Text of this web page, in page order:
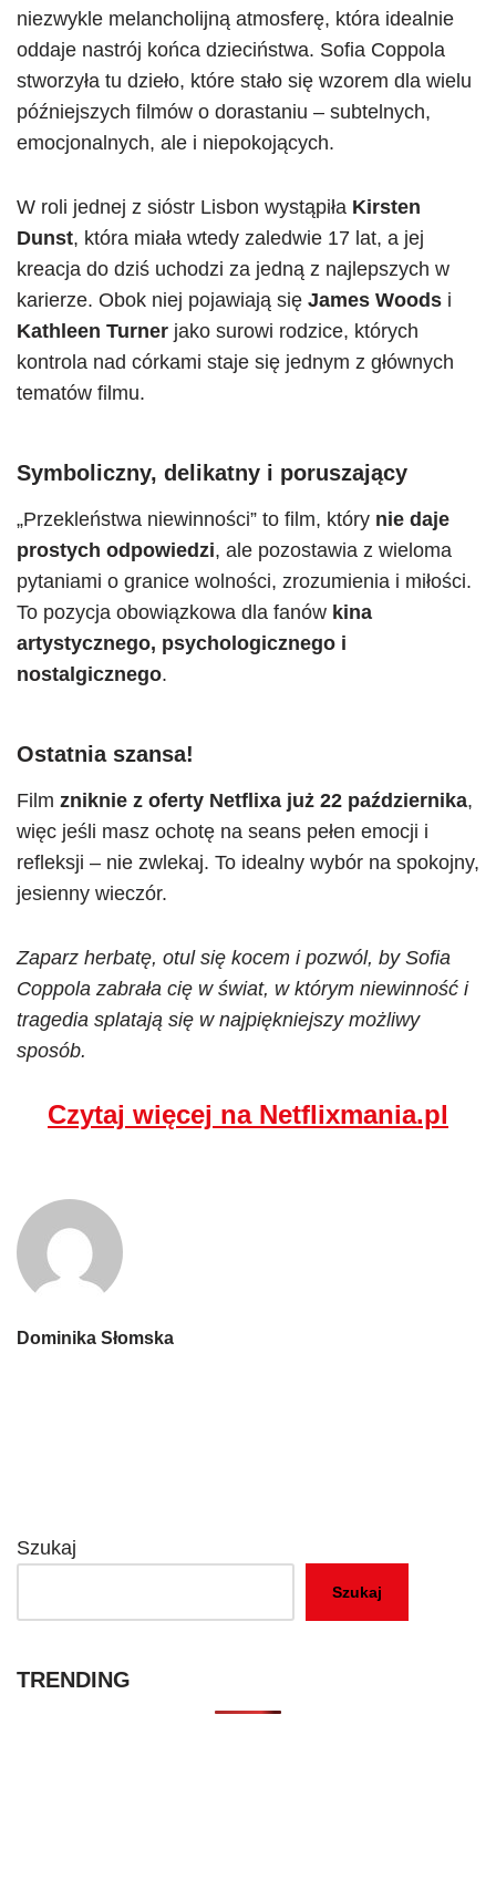
niezwykle melancholijną atmosferę, która idealnie
oddaje nastrój końca dzieciństwa. Sofia Coppola
stworzyła tu dzieło, które stało się wzorem dla wielu
późniejszych filmów o dorastaniu – subtelnych,
emocjonalnych, ale i niepokojących.
W roli jednej z sióstr Lisbon wystąpiła Kirsten
Dunst, która miała wtedy zaledwie 17 lat, a jej
kreacja do dziś uchodzi za jedną z najlepszych w
karierze. Obok niej pojawiają się James Woods i
Kathleen Turner jako surowi rodzice, których
kontrola nad córkami staje się jednym z głównych
tematów filmu.
Symboliczny, delikatny i poruszający
„Przekleństwa niewinności” to film, który nie daje
prostych odpowiedzi, ale pozostawia z wieloma
pytaniami o granice wolności, zrozumienia i miłości.
To pozycja obowiązkowa dla fanów kina
artystycznego, psychologicznego i
nostalgicznego.
Ostatnia szansa!
Film zniknie z oferty Netflixa już 22 października,
więc jeśli masz ochotę na seans pełen emocji i
refleksji – nie zwlekaj. To idealny wybór na spokojny,
jesienny wieczór.
Zaparz herbatę, otul się kocem i pozwól, by Sofia
Coppola zabrała cię w świat, w którym niewinność i
tragedia splatają się w najpiękniejszy możliwy
sposób.
Czytaj więcej na Netflixmania.pl
Dominika Słomska
Szukaj
Szukaj
TRENDING